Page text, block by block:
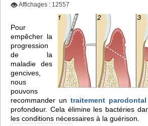
Affichages : 12557
Pour
empêcher la
progression
de la
maladie des
gencives,
nous
pouvons
recommander un traitement parodontal
profondeur. Cela élimine les bactéries
les conditions nécessaires à la guérison.